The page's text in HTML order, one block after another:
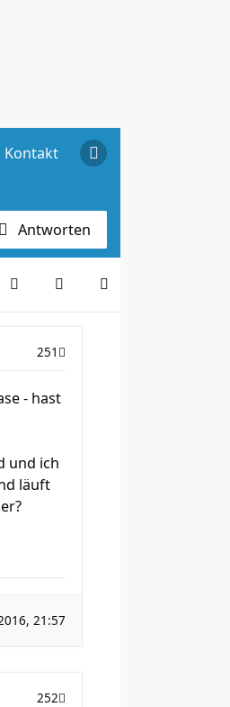
Kontakt
Antworten
251
- hast
und ich
läuft
21:57
252